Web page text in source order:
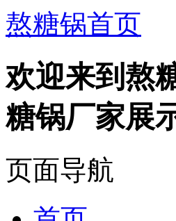
熬糖锅首页
欢迎来到熬
糖锅厂家展
页面导航